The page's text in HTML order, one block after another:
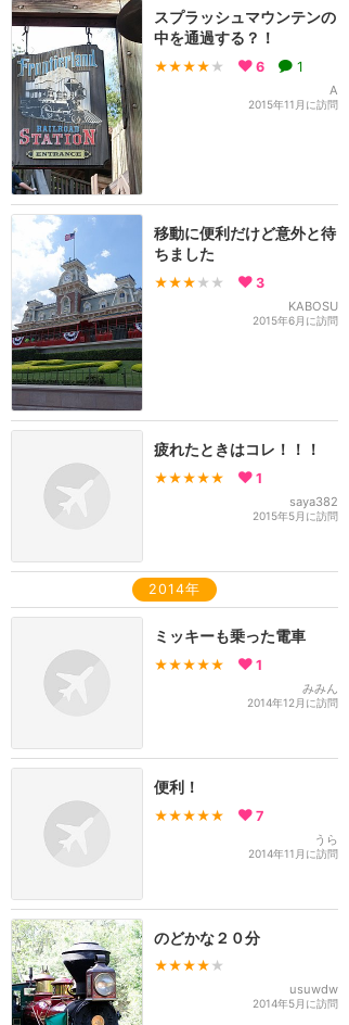
スプラッシュマウンテンの
中を通過する？！
★★★★ ★ 6 1
A
2015年11月に訪問
移動に便利だけど意外と待
ちました
★★★ ★★ 3
KABOSU
2015年6月に訪問
疲れたときはコレ！！！
★★★★★ 1
saya382
2015年5月に訪問
2014年
ミッキーも乗った電車
★★★★★ 1
みみん
2014年12月に訪問
便利！
★★★★★ 7
うら
2014年11月に訪問
のどかな２０分
★★★★ ★
usuwdw
2014年5月に訪問